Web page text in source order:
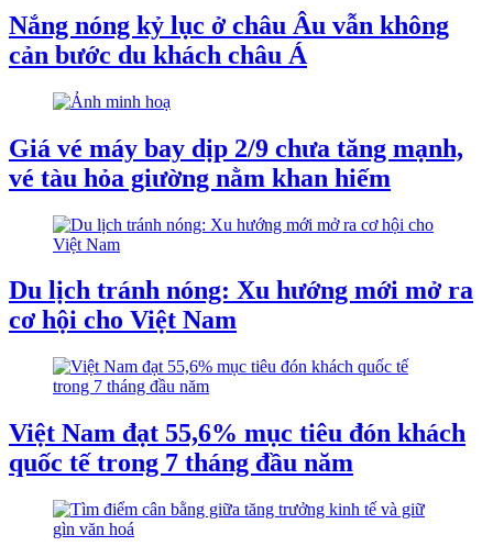
Nắng nóng kỷ lục ở châu Âu vẫn không
cản bước du khách châu Á
Giá vé máy bay dịp 2/9 chưa tăng mạnh,
vé tàu hỏa giường nằm khan hiếm
Du lịch tránh nóng: Xu hướng mới mở ra
cơ hội cho Việt Nam
Việt Nam đạt 55,6% mục tiêu đón khách
quốc tế trong 7 tháng đầu năm